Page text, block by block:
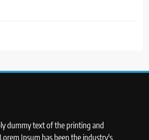
dummy text of the printing and
Ipsum has been the industry's